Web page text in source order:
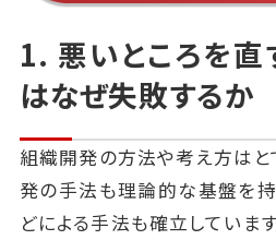
1. 悪いところを直
はなぜ失敗するか
組織開発の方法や考え方はと
発の手法も理論的な基盤を持
どによる手法も確立していま